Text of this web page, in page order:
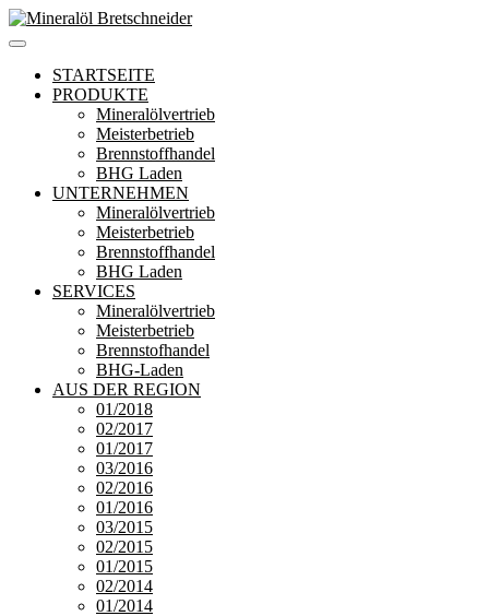
Zum
Inhalt
STARTSEITE
PRODUKTE
Mineralölvertrieb
Meisterbetrieb
Brennstoffhandel
BHG Laden
UNTERNEHMEN
Mineralölvertrieb
Meisterbetrieb
Brennstoffhandel
BHG Laden
SERVICES
Mineralölvertrieb
Meisterbetrieb
Brennstofhandel
BHG-Laden
AUS DER REGION
01/2018
02/2017
01/2017
03/2016
02/2016
01/2016
03/2015
02/2015
01/2015
02/2014
01/2014